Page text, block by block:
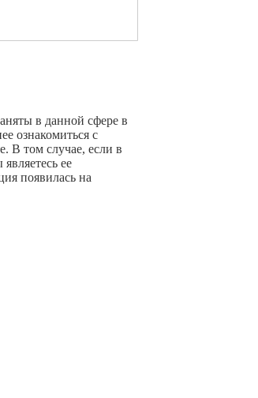
в данной сфере в
ознакомиться с
В том случае, если в
ее
появилась на